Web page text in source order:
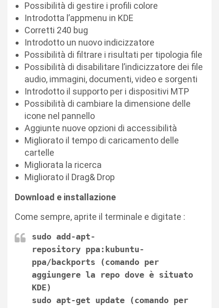
Possibilità di gestire i profili colore
Introdotta l’appmenu in KDE
Corretti 240 bug
Introdotto un nuovo indicizzatore
Possibilità di filtrare i risultati per tipologia file
Possibilità di disabilitare l’indicizzatore dei file
audio, immagini, documenti, video e sorgenti
Introdotto il supporto per i dispositivi MTP
Possibilità di cambiare la dimensione delle
icone nel pannello
Aggiunte nuove opzioni di accessibilità
Migliorato il tempo di caricamento delle
cartelle
Migliorata la ricerca
Migliorato il Drag& Drop
Download e installazione
Come sempre, aprite il terminale e digitate :
sudo add-apt-
repository ppa:kubuntu-
ppa/backports (comando per
aggiungere la repo dove è situato
KDE)
sudo apt-get update (comando per